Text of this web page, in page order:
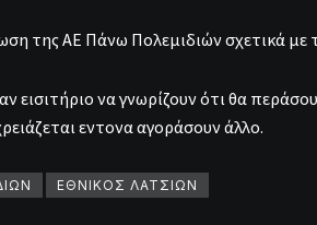
της ΑΕ Πάνω Πολεμιδιών σχετικά με
εισιτήριο να γνωρίζουν ότι θα
εντονα αγοράσουν άλλο.
ΕΘΝΙΚΟΣ ΛΑΤΣΙΩΝ